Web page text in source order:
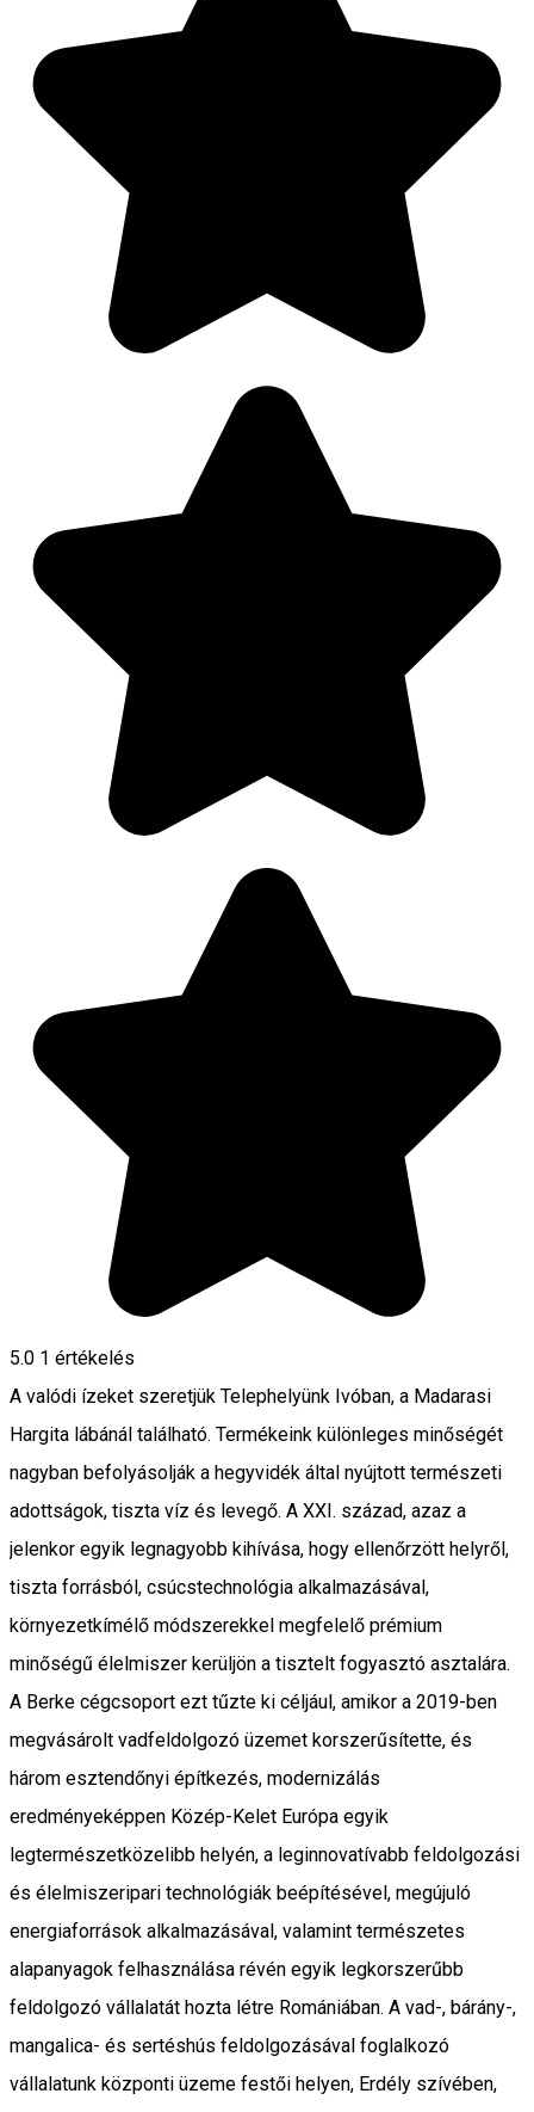
5.0 1 értékelés
A valódi ízeket szeretjük Telephelyünk Ivóban, a Madarasi
Hargita lábánál található. Termékeink különleges minőségét
nagyban befolyásolják a hegyvidék által nyújtott természeti
adottságok, tiszta víz és levegő. A XXI. század, azaz a
jelenkor egyik legnagyobb kihívása, hogy ellenőrzött helyről,
tiszta forrásból, csúcstechnológia alkalmazásával,
környezetkímélő módszerekkel megfelelő prémium
minőségű élelmiszer kerüljön a tisztelt fogyasztó asztalára.
A Berke cégcsoport ezt tűzte ki céljául, amikor a 2019-ben
megvásárolt vadfeldolgozó üzemet korszerűsítette, és
három esztendőnyi építkezés, modernizálás
eredményeképpen Közép-Kelet Európa egyik
legtermészetközelibb helyén, a leginnovatívabb feldolgozási
és élelmiszeripari technológiák beépítésével, megújuló
energiaforrások alkalmazásával, valamint természetes
alapanyagok felhasználása révén egyik legkorszerűbb
feldolgozó vállalatát hozta létre Romániában. A vad-, bárány-,
mangalica- és sertéshús feldolgozásával foglalkozó
vállalatunk központi üzeme festői helyen, Erdély szívében,